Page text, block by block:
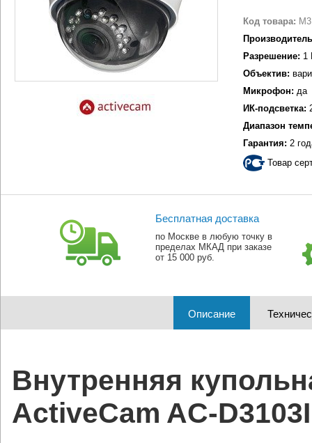
Код товара:
Разрешение: 1
Объектив:
Микрофон: да
ИК-подсветка:
Диапазон
Гарантия: 2
Товар
Бесплатная доставка
по Москве в любую точку в
пределах МКАД при заказе
от 15 000 руб.
Описание
Внутренняя
ActiveCam AC-